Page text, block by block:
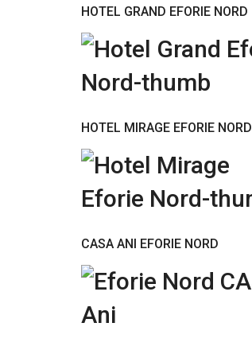
HOTEL GRAND EFORIE NORD
HOTEL MIRAGE EFORIE NORD
CASA ANI EFORIE NORD